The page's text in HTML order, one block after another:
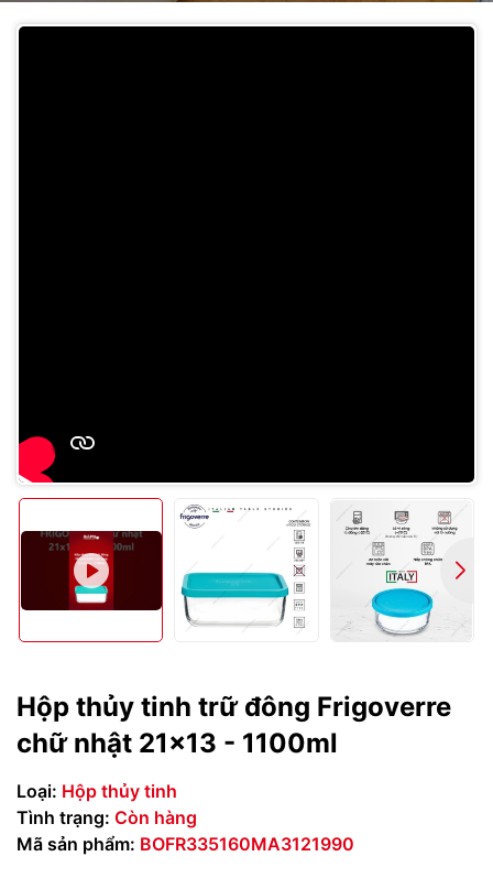
Hộp thủy tinh trữ đông Frigoverre
chữ nhật 21x13 - 1100ml
Loại: Hộp thủy tinh
Tình trạng: Còn hàng
Mã sản phẩm: BOFR335160MA3121990